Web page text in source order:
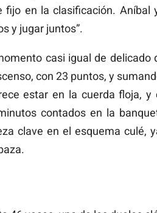
en la clasificación. Aníbal
y jugar juntos”.
casi igual de delicado
con 23 puntos, y
estar en la cuerda floja, y
contados en la
clave en el esquema culé,